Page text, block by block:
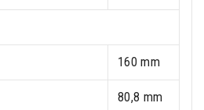
160 mm
80,8 mm